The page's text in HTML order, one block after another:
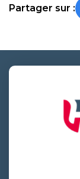
Partager sur :